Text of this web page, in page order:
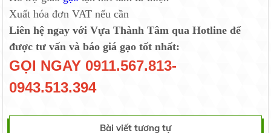
Xuất hóa đơn VAT nếu cần
Liên hệ ngay với Vựa Thành Tâm qua Hotline để
được tư vấn và báo giá gạo tốt nhất:
GỌI NGAY 0911.567.813-
0943.513.394
Bài viết tương tự